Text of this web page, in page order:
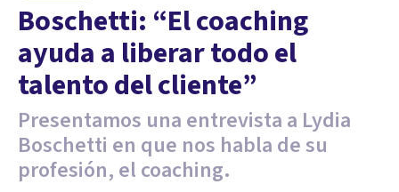
Boschetti: “El coaching
ayuda a liberar todo el
talento del cliente”
Presentamos una entrevista a Lydia
Boschetti en que nos habla de su
profesión, el coaching.